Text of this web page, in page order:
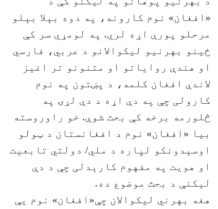
«افغان» نوم کارونه، په دوه بېلا بېلو
مرحلو پورې اړه لري. په لومړي سر کې
ځینو بهرنیو لیکوالانو د عربي، فارسي
او هندې روایاتو او متنونو تر اغیز
لاندې افغان کلمه، د پښتون په نوم
کارولی چې په دې اړه د دې لړۍ په
څلورمه برخه کې بحث شوې. خو راوروسته
بیا «افغان» نوم د افغانستان د ټولو
اوسېدونکو لپاره د ملي/ دولتي تابعیت
او هویت په مفهوم کارېدلی چې د دې
لیکنې د بحث موضوع ده.
هغه بهرني لیکوالان چې«افغان» نوم یې